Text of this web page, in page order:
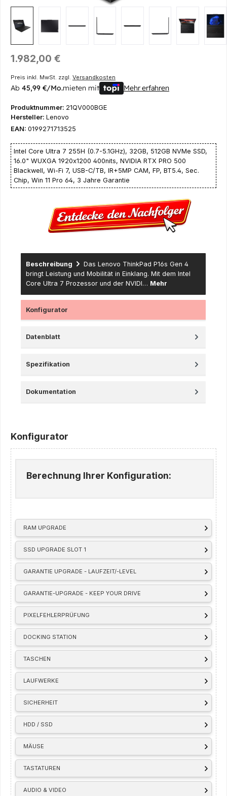
Regulärer Preis:
1.982,00 €
Preis inkl. MwSt. zzgl. Versandkosten
Ab 45,99 €/Mo.mieten mit Mehr erfahren
Produktnummer: 21QV000BGE
Hersteller: Lenovo
EAN: 0199271713525
Intel Core Ultra 7 255H (0.7-5.1GHz), 32GB, 512GB NVMe SSD,
16.0" WUXGA 1920x1200 400nits, NVIDIA RTX PRO 500
Blackwell, Wi-Fi 7, USB-C/TB, IR+5MP CAM, FP, BT5.4, Sec.
Chip, Win 11 Pro 64, 3 Jahre Garantie
Beschreibung
Das Lenovo ThinkPad P16s Gen 4
bringt Leistung und Mobilität in Einklang. Mit dem Intel
Core Ultra 7 Prozessor und der NVIDI… Mehr
Konfigurator
Datenblatt
Spezifikation
Dokumentation
Konfigurator
RAM UPGRADE
SSD UPGRADE SLOT 1
GARANTIE UPGRADE - LAUFZEIT/-LEVEL
GARANTIE-UPGRADE - KEEP YOUR DRIVE
PIXELFEHLERPRÜFUNG
DOCKING STATION
TASCHEN
LAUFWERKE
SICHERHEIT
HDD / SSD
MÄUSE
TASTATUREN
AUDIO & VIDEO
Berechnung Ihrer Konfiguration: